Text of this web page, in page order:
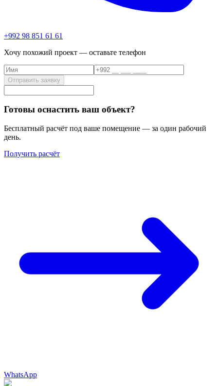
+992 98 851 61 61
Хочу похожий проект — оставьте телефон
Отправить заявку
Готовы оснастить ваш объект?
Бесплатный расчёт под ваше помещение — за один рабочий
день.
Получить расчёт
WhatsApp